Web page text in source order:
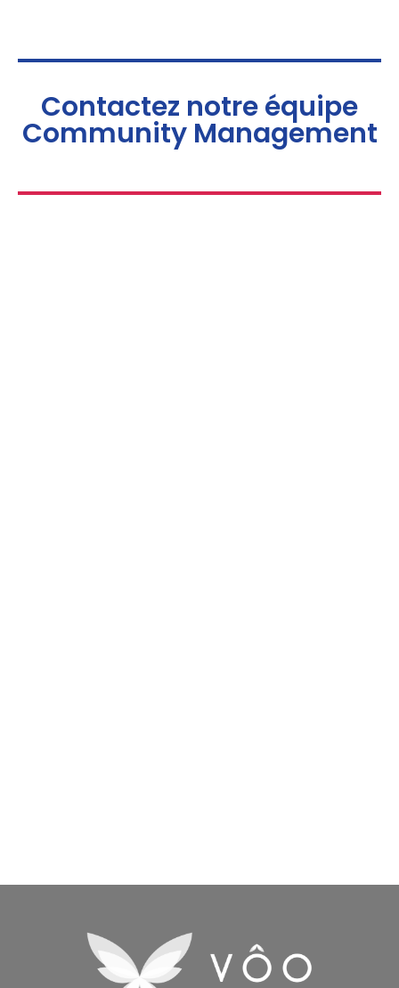
Contactez notre équipe
Community Management